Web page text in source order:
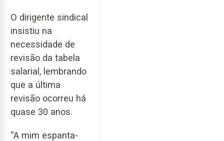
O dirigente sindical
insistiu na
necessidade de
revisão da tabela
salarial, lembrando
que a última
revisão ocorreu há
quase 30 anos.
“A mim espanta-